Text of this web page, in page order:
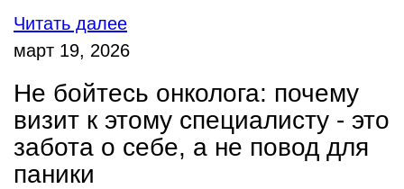
Читать далее
март 19, 2026
Не бойтесь онколога: почему
визит к этому специалисту - это
забота о себе, а не повод для
паники